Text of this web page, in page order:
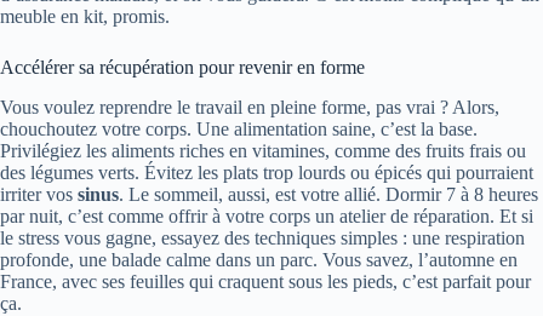
meuble en kit, promis.
Accélérer sa récupération pour revenir en forme
Vous voulez reprendre le travail en pleine forme, pas vrai ? Alors,
chouchoutez votre corps. Une alimentation saine, c’est la base.
Privilégiez les aliments riches en vitamines, comme des fruits frais ou
des légumes verts. Évitez les plats trop lourds ou épicés qui pourraient
irriter vos sinus. Le sommeil, aussi, est votre allié. Dormir 7 à 8 heures
par nuit, c’est comme offrir à votre corps un atelier de réparation. Et si
le stress vous gagne, essayez des techniques simples : une respiration
profonde, une balade calme dans un parc. Vous savez, l’automne en
France, avec ses feuilles qui craquent sous les pieds, c’est parfait pour
ça.